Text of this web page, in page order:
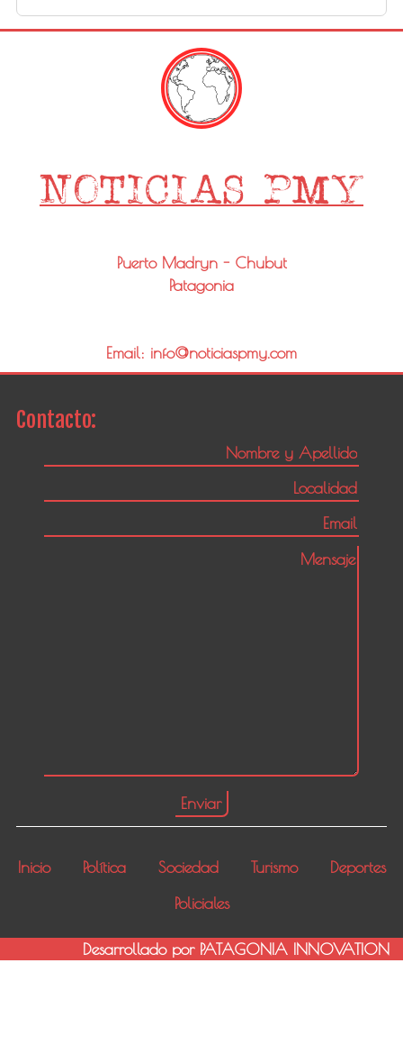
Puerto Madryn - Chubut
Patagonia
Email: info@noticiaspmy.com
Contacto:
Inicio Política Sociedad Turismo
Deportes
Policiales
Desarrollado por PATAGONIA INNOVATION